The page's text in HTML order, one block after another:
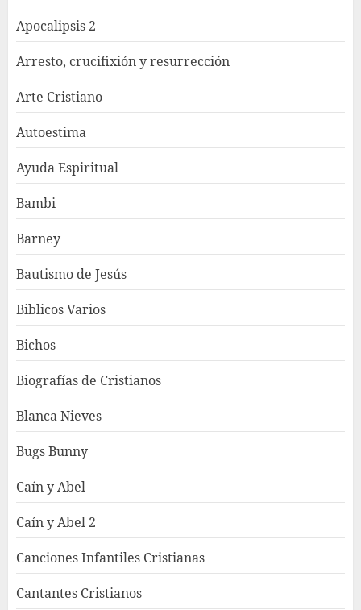
Apocalipsis 2
Arresto, crucifixión y resurrección
Arte Cristiano
Autoestima
Ayuda Espiritual
Bambi
Barney
Bautismo de Jesús
Biblicos Varios
Bichos
Biografías de Cristianos
Blanca Nieves
Bugs Bunny
Caín y Abel
Caín y Abel 2
Canciones Infantiles Cristianas
Cantantes Cristianos